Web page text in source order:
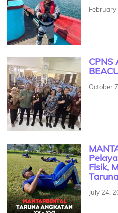
February
CPNS
October
Fisik,
Taruna
July 24,